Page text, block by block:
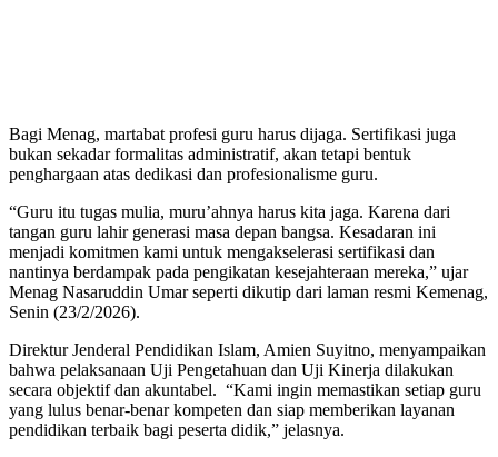
Bagi Menag, martabat profesi guru harus dijaga. Sertifikasi juga
bukan sekadar formalitas administratif, akan tetapi bentuk
penghargaan atas dedikasi dan profesionalisme guru.
“Guru itu tugas mulia, muru’ahnya harus kita jaga. Karena dari
tangan guru lahir generasi masa depan bangsa. Kesadaran ini
menjadi komitmen kami untuk mengakselerasi sertifikasi dan
nantinya berdampak pada pengikatan kesejahteraan mereka,” ujar
Menag Nasaruddin Umar seperti dikutip dari laman resmi Kemenag,
Senin (23/2/2026).
Direktur Jenderal Pendidikan Islam, Amien Suyitno, menyampaikan
bahwa pelaksanaan Uji Pengetahuan dan Uji Kinerja dilakukan
secara objektif dan akuntabel. “Kami ingin memastikan setiap guru
yang lulus benar-benar kompeten dan siap memberikan layanan
pendidikan terbaik bagi peserta didik,” jelasnya.